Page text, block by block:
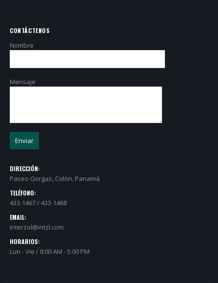
CONTÁCTENOS
Nombre
Mensaje
DIRECCIÓN:
Paseo Gorgas, Colón, Panamá
TELÉFONO:
433-1467 / 433-1468
EMAIL:
interzol@intzl.com
HORARIOS:
Lun - Vie / 8:00 AM - 5:00 PM